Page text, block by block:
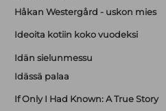
Håkan Westergård - uskon mies
Ideoita kotiin koko vuodeksi
Idän sielunmessu
Idässä palaa
If Only I Had Known: A True Story